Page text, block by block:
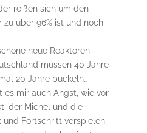
reißen sich um den
über 96% ist und noch
neue Reaktoren
müssen 40 Jahre
20 Jahre buckeln…
es mir auch Angst, wie vor
der Michel und die
und Fortschritt verspielen,